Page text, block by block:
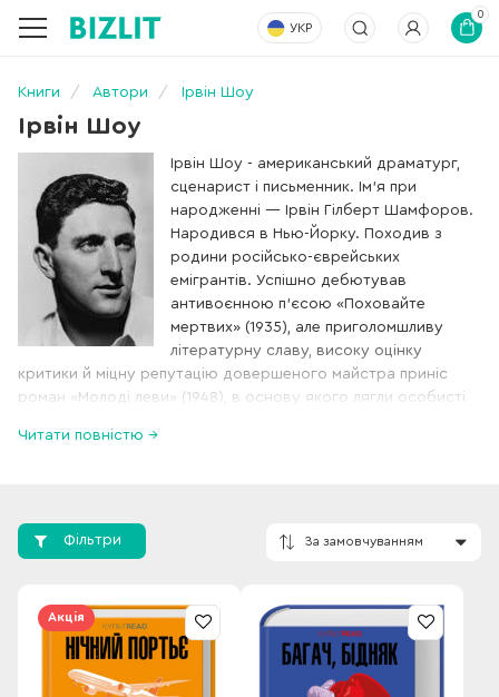
УКР
0
Книги Автори Ірвін Шоу
Ірвін Шоу
Ірвін Шоу - американський драматург,
сценарист і письменник. Ім'я при
народженні — Ірвін Гілберт Шамфоров.
Народився в Нью-Йорку. Походив з
родини російсько-єврейських
емігрантів. Успішно дебютував
антивоєнною п'єсою «Поховайте
мертвих» (1935), але приголомшливу
літературну славу, високу оцінку
критики й міцну репутацію довершеного майстра приніс
роман «Молоді леви» (1948), в основу якого лягли особисті
міста», 1942). Його дилогія «Багатий, бідняк» (1970) та
«Вбогий, крадій» (1977), романи «Вечір у Візантії» (про Канни,
багаторазово перевидавались та екранізувались, увійшли
до золотого фонду літератури XX століття.
Ірвін Шоу — автор, який має здібність поєднувати у своїх
Читати повністю →
Фільтри
За
Акція